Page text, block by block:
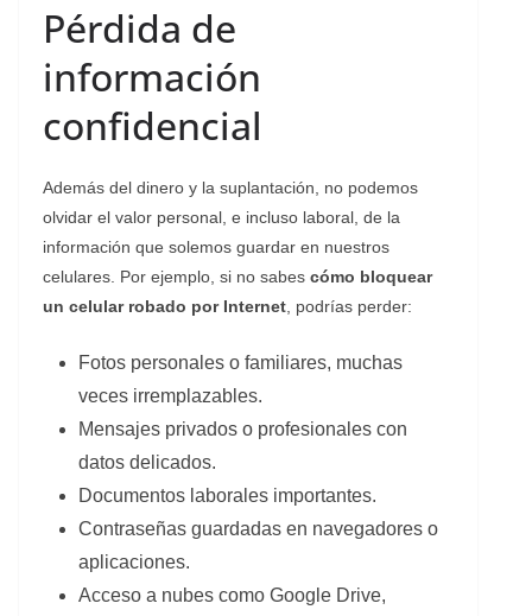
Pérdida de
información
confidencial
Además del dinero y la suplantación, no podemos
olvidar el valor personal, e incluso laboral, de la
información que solemos guardar en nuestros
celulares. Por ejemplo, si no sabes cómo bloquear
un celular robado por Internet , podrías perder:
Fotos personales o familiares, muchas
veces irremplazables.
Mensajes privados o profesionales con
datos delicados.
Documentos laborales importantes.
Contraseñas guardadas en navegadores o
aplicaciones.
Acceso a nubes como Google Drive,